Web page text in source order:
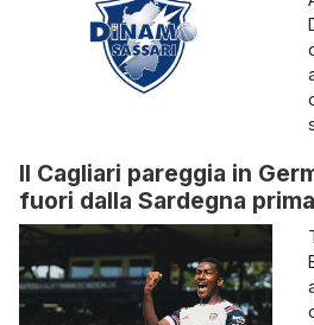
Il Cagliari pareggia in
fuori dalla Sardegna